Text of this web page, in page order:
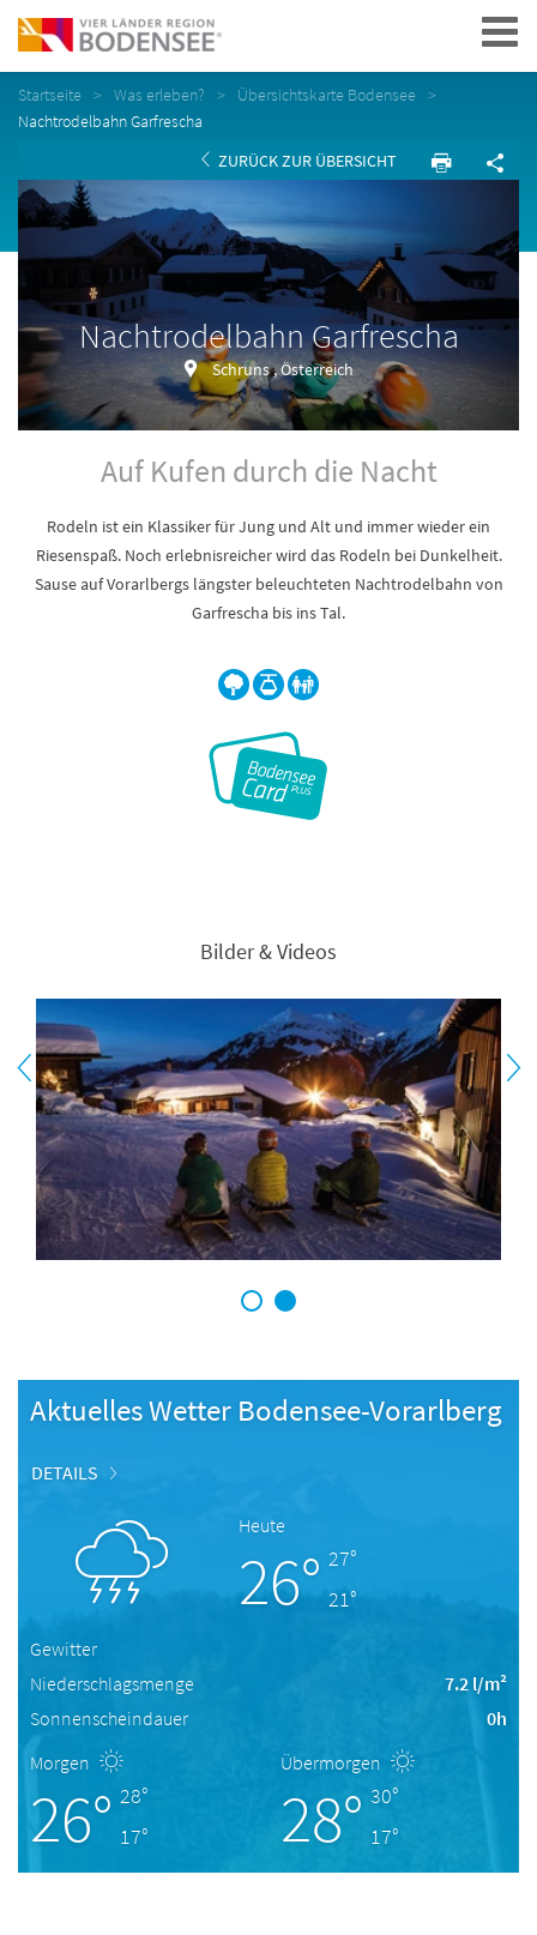
Navigation
Startseite Was erleben?
Übersichtskarte Bodensee
Nachtrodelbahn Garfrescha
ZURÜCK ZUR ÜBERSICHT
Nachtrodelbahn Garfrescha
Schruns , Österreich
Auf Kufen durch die Nacht
Rodeln ist ein Klassiker für Jung und Alt und immer wieder ein
Riesenspaß. Noch erlebnisreicher wird das Rodeln bei Dunkelheit.
Sause auf Vorarlbergs längster beleuchteten Nachtrodelbahn von
Garfrescha bis ins Tal.
Bilder & Videos
1 2
Aktuelles Wetter Bodensee-Vorarlberg
DETAILS
Heute
26° 27°
21°
Gewitter
Niederschlagsmenge
7.2 l/m²
Sonnenscheindauer
0h
Morgen
26° 28°
17°
Übermorgen
28° 30°
17°